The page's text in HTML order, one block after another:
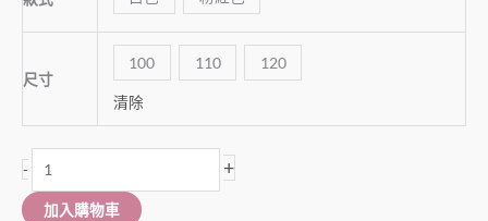
尺寸
100 110 120
清除
- +
加入購物車